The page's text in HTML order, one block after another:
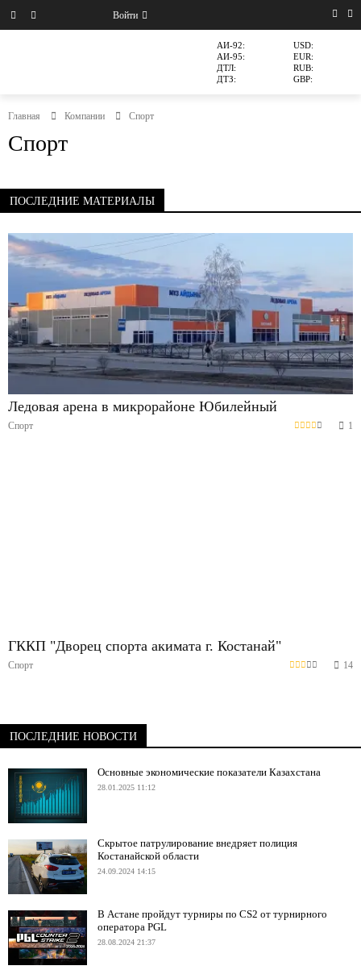
Войти
АИ-92:
АИ-95:
ДТЛ:
ДТЗ:
USD:
EUR:
RUB:
GBP:
Главная Компании Спорт
Спорт
ПОСЛЕДНИЕ МАТЕРИАЛЫ
Ледовая арена в микрорайоне Юбилейный
Спорт 1
ГККП "Дворец спорта акимата г. Костанай"
Спорт 14
ПОСЛЕДНИЕ НОВОСТИ
Основные экономические показатели Казахстана
28.01.2025 11:12
Скрытое патрулирование внедряет полиция
Костанайской области
24.09.2024 14:15
В Астане пройдут турниры по CS2 от турнирного
оператора PGL
28.08.2024 21:37